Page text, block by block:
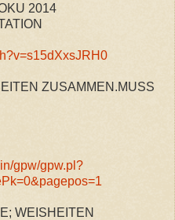
2014
ZUSAMMEN.MUSS
gpw/gpw.pl?
WEISHEITEN